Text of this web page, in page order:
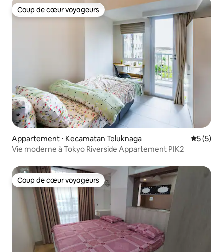
Coup de cœur voyageurs
Coup de cœur voyageurs
Appartement ⋅ Kecamatan Teluknaga
5 (5)
Vie moderne à Tokyo Riverside Appartement PIK2
Coup de cœur voyageurs
Coup de cœur voyageurs